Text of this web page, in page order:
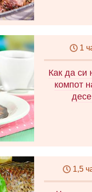
1
Как да си
компот
1,5